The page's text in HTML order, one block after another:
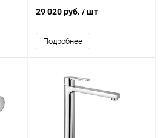
29 020 руб. / шт
Подробнее